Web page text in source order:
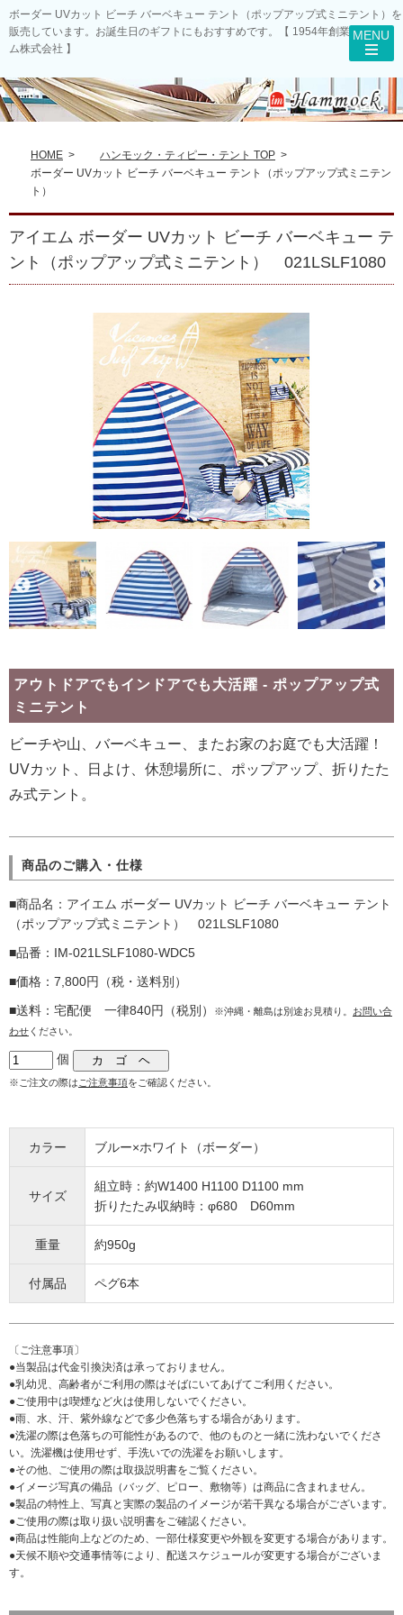
ボーダー UVカット ビーチ バーベキュー テント（ポップアップ式ミニテント）を
販売しています。お誕生日のギフトにもおすすめです。【 1954年創業のアイエ
ム株式会社 】
HOME > ハンモック・ティピー・テント TOP >
ボーダー UVカット ビーチ バーベキュー テント（ポップアップ式ミニテン
ト）
アイエム ボーダー UVカット ビーチ バーベキュー テ
ント（ポップアップ式ミニテント） 021LSLF1080
アウトドアでもインドアでも大活躍 - ポップアップ式
ミニテント
ビーチや山、バーベキュー、またお家のお庭でも大活躍！
UVカット、日よけ、休憩場所に、ポップアップ、折りたた
み式テント。
商品のご購入・仕様
■商品名：アイエム ボーダー UVカット ビーチ バーベキュー テント
（ポップアップ式ミニテント） 021LSLF1080
■品番：IM-021LSLF1080-WDC5
■価格：7,800円（税・送料別）
■送料：宅配便 一律840円（税別）
※沖縄・離島は別途お見積り。 お問い合
わせ ください。
個
※ご注文の際は ご注意事項をご確認ください。
カラー ブルー×ホワイト（ボーダー）
サイズ
組立時：約W1400 H1100 D1100 mm
折りたたみ収納時：φ680 D60mm
重量 約950g
付属品 ペグ6本
〔ご注意事項〕
●当製品は代金引換決済は承っておりません。
●乳幼児、高齢者がご利用の際はそばにいてあげてご利用ください。
●ご使用中は喫煙など火は使用しないでください。
●雨、水、汗、紫外線などで多少色落ちする場合があります。
●洗濯の際は色落ちの可能性があるので、他のものと一緒に洗わないでくださ
い。洗濯機は使用せず、手洗いでの洗濯をお願いします。
●その他、ご使用の際は取扱説明書をご覧ください。
●イメージ写真の備品（バッグ、ピロー、敷物等）は商品に含まれません。
●製品の特性上、写真と実際の製品のイメージが若干異なる場合がございます。
●ご使用の際は取り扱い説明書をご確認ください。
●商品は性能向上などのため、一部仕様変更や外観を変更する場合があります。
●天候不順や交通事情等により、配送スケジュールが変更する場合がございま
す。